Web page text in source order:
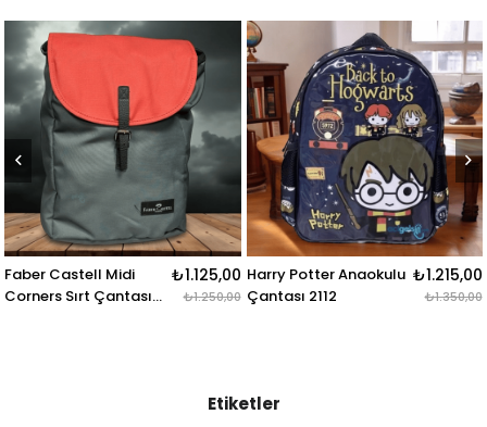
₺1.125,00
₺1.250,00
Harry Potter Anaokulu
Çantası 2112
₺1.215,00
₺1.350,00
Us Polo Sırt Çantası
Mor 23184
Etiketler